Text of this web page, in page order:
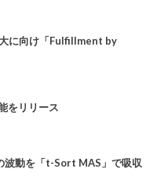
に向け「Fulfillment by
をリリース
波動を「t-Sort MAS」で吸収